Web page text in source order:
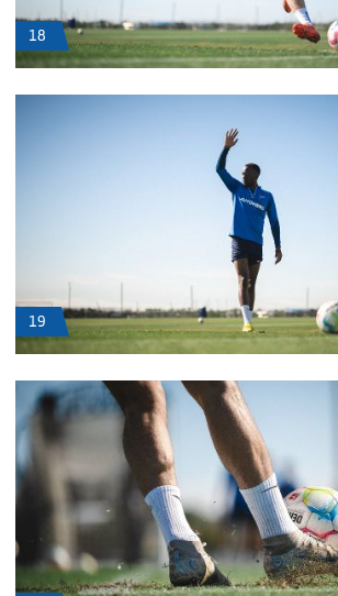
18
19